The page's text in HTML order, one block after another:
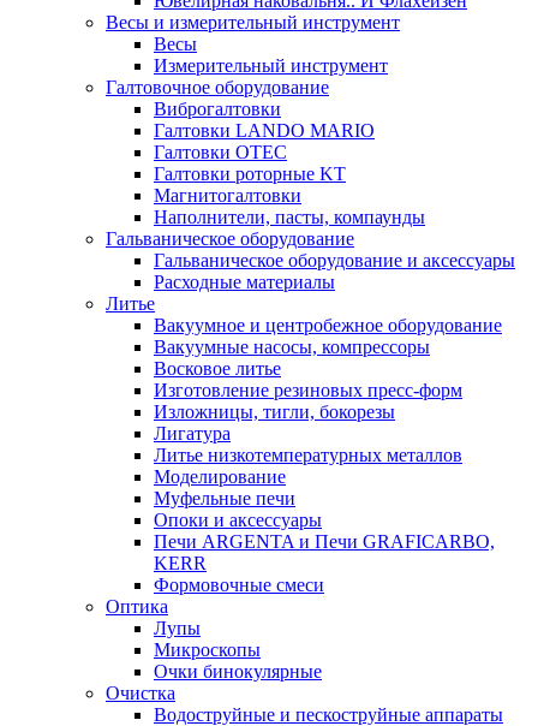
Весы и измерительный инструмент
Весы
Измерительный инструмент
Галтовочное оборудование
Виброгалтовки
Галтовки LANDO MARIO
Галтовки OTEC
Галтовки роторные KT
Магнитогалтовки
Наполнители, пасты, компаунды
Гальваническое оборудование
Гальваническое оборудование и аксессуары
Расходные материалы
Литье
Вакуумное и центробежное оборудование
Вакуумные насосы, компрессоры
Восковое литье
Изготовление резиновых пресс-форм
Изложницы, тигли, бокорезы
Лигатура
Литье низкотемпературных металлов
Моделирование
Муфельные печи
Опоки и аксессуары
Печи ARGENTA и Печи GRAFICARBO,
KERR
Формовочные смеси
Оптика
Лупы
Микроскопы
Очки бинокулярные
Очистка
Водоструйные и пескоструйные аппараты